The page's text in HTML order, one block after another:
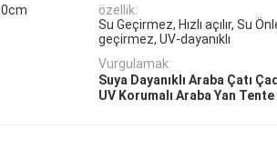
özellik:
Su Geçirmez, Hızlı açılır, Su
geçirmez, UV-dayanıklı
Vurgulamak:
Suya Dayanıklı Araba Çatı
UV Korumalı Araba Yan Tente